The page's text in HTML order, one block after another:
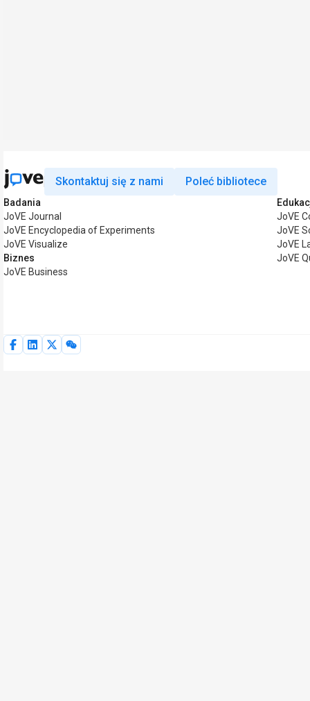
Skontaktuj się z nami Poleć bibliotece
Badania
JoVE Journal
JoVE Encyclopedia of Experiments
JoVE Visualize
Biznes
JoVE Business
JoVE
JoVE
JoVE
JoVE